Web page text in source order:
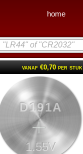
vanaf €0,70 per stuk
D191A
1.55V
home